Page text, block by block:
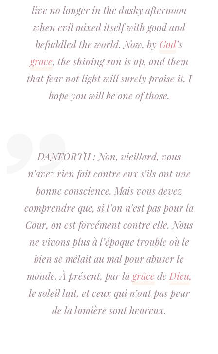
live no longer in the dusky afternoon
when evil mixed itself with good and
befuddled the world. Now, by God’s
grace, the shining sun is up, and them
that fear not light will surely praise it. I
hope you will be one of those.
DANFORTH : Non, vieillard, vous
n’avez rien fait contre eux s’ils ont une
bonne conscience. Mais vous devez
comprendre que, si l’on n’est pas pour la
Cour, on est forcément contre elle. Nous
ne vivons plus à l’époque trouble où le
bien se mêlait au mal pour abuser le
monde. À présent, par lagrâcede Dieu,
le soleil luit, et ceux qui n’ont pas peur
de la lumière sont heureux.